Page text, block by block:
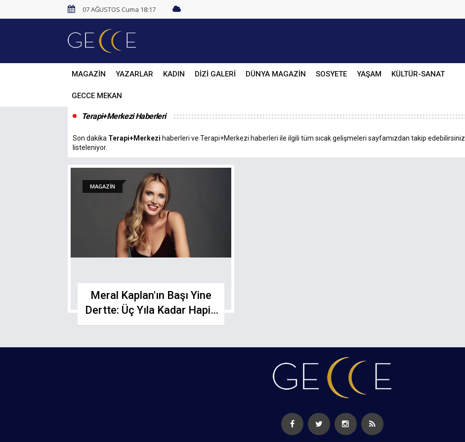
07 AĞUSTOS Cuma 18:17
MAGAZİN YAZARLAR KADIN DİZİ GALERİ DÜNYA MAGAZİN SOSYETE YAŞAM KÜLTÜR-SANAT
GECCE MEKAN
Terapi+Merkezi Haberleri
Son dakika Terapi+Merkezi haberleri ve Terapi+Merkezi haberleri ile ilgili tüm sıcak gelişmeleri sayfamızdan takip edebilirsiniz.
listeleniyor.
MAGAZİN
Meral Kaplan'ın Başı Yine
Dertte: Üç Yıla Kadar Hapis
İstemi